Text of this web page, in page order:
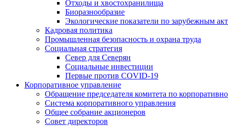
Отходы и хвостохранилища
Биоразнообразие
Экологические показатели по зарубежным
Кадровая политика
Промышленная безопасность и охрана труда
Социальная стратегия
Север для Северян
Социальные инвестиции
Первые против COVID‑19
Корпоративное управление
Обращение председателя комитета по
Система корпоративного управления
Общее собрание акционеров
Совет директоров